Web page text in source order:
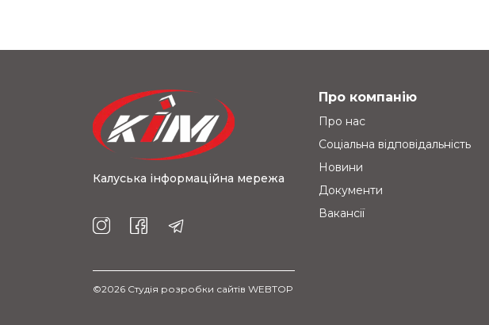
Калуська інформаційна мережа
©2026 Студія розробки сайтів WEBTOP
Про компанію
Про нас
Соціальна відповідальність
Новини
Документи
Вакансії